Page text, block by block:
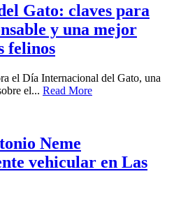
Gato: claves para
y una mejor
felinos
el Día Internacional del Gato, una
el... Read More
Neme
vehicular en Las